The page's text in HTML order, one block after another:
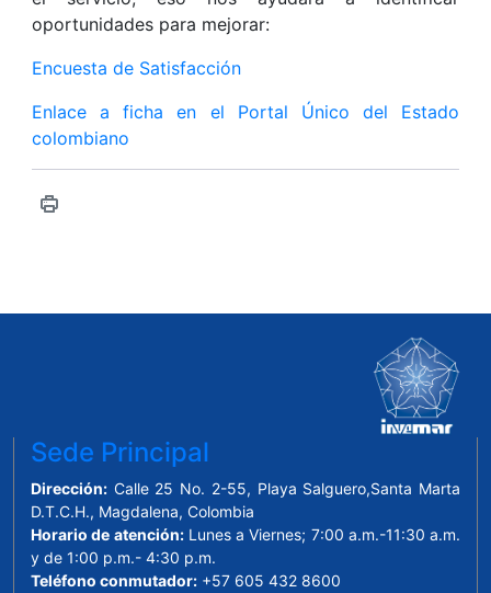
oportunidades para mejorar:
Encuesta de Satisfacción
Enlace a ficha en el Portal Único del Estado
colombiano
Sede Principal
Dirección: Calle 25 No. 2-55, Playa Salguero,Santa Marta
D.T.C.H., Magdalena, Colombia
Horario de atención:Lunes a Viernes; 7:00 a.m.-11:30 a.m.
y de 1:00 p.m.- 4:30 p.m.
Teléfono conmutador: +57 605 432 8600